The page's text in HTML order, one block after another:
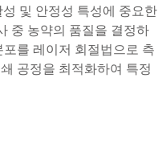
및 안정성 특성에 중요한
중 농약의 품질을 결정하
를 레이저 회절법으로 측
공정을 최적화하여 특정